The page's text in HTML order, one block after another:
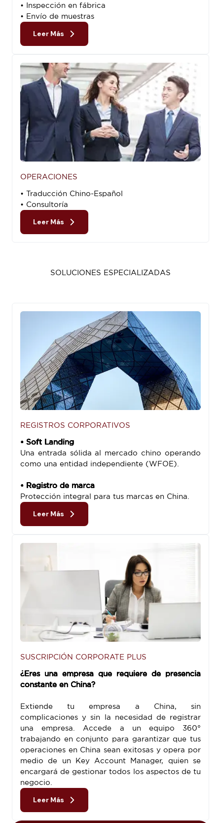
• Inspección en fábrica
• Envío de muestras
Leer Más
OPERACIONES
• Traducción Chino-Español
• Consultoría
Leer Más
SOLUCIONES ESPECIALIZADAS
REGISTROS CORPORATIVOS
• Soft Landing
Una entrada sólida al mercado chino operando
como una entidad independiente (WFOE).
• Registro de marca
Protección integral para tus marcas en China.
Leer Más
SUSCRIPCIÓN CORPORATE PLUS
¿Eres una empresa que requiere de presencia
constante en China?
Extiende tu empresa a China, sin
complicaciones y sin la necesidad de registrar
una empresa. Accede a un equipo 360°
trabajando en conjunto para garantizar que tus
operaciones en China sean exitosas y opera por
medio de un Key Account Manager, quien se
encargará de gestionar todos los aspectos de tu
negocio.
Leer Más